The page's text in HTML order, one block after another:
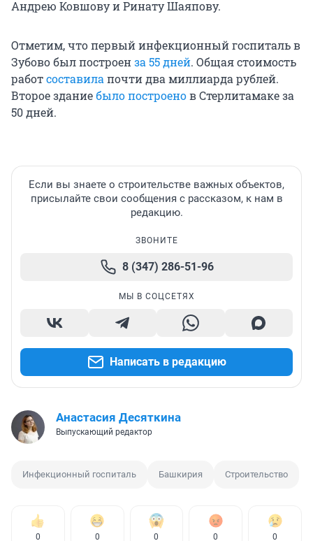
Андрею Ковшову и Ринату Шаяпову.
Отметим, что первый инфекционный госпиталь в
Зубово был построенза 55 дней. Общая стоимость
работсоставила почти два миллиарда рублей.
Второе зданиебыло построенов Стерлитамаке за
50 дней.
Если вы знаете о строительстве важных объектов,
присылайте свои сообщения с рассказом, к нам в
редакцию.
ЗВОНИТЕ
8 (347) 286-51-96
МЫ В СОЦСЕТЯХ
Написать в редакцию
Анастасия Десяткина
Выпускающий редактор
Инфекционный госпиталь Башкирия Строительство
0 0 0 0 0